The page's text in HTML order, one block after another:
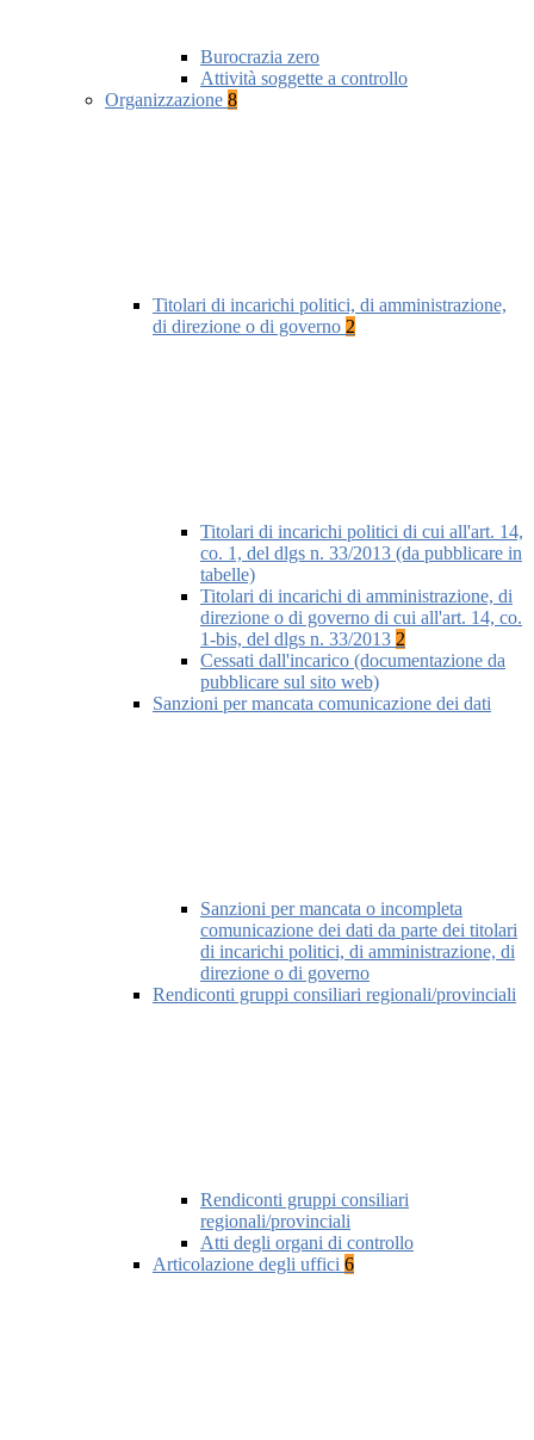
Burocrazia zero
Attività soggette a controllo
Organizzazione 8
Titolari di incarichi politici, di amministrazione,
di direzione o di governo 2
Titolari di incarichi politici di cui all'art. 14,
co. 1, del dlgs n. 33/2013 (da pubblicare in
tabelle)
Titolari di incarichi di amministrazione, di
direzione o di governo di cui all'art. 14, co.
1-bis, del dlgs n. 33/2013 2
Cessati dall'incarico (documentazione da
pubblicare sul sito web)
Sanzioni per mancata comunicazione dei dati
Sanzioni per mancata o incompleta
comunicazione dei dati da parte dei titolari
di incarichi politici, di amministrazione, di
direzione o di governo
Rendiconti gruppi consiliari regionali/provinciali
Rendiconti gruppi consiliari
regionali/provinciali
Atti degli organi di controllo
Articolazione degli uffici 6